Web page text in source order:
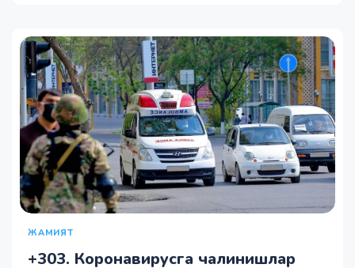
ЖАМИЯТ
+303. Коронавирусга чалинишлар